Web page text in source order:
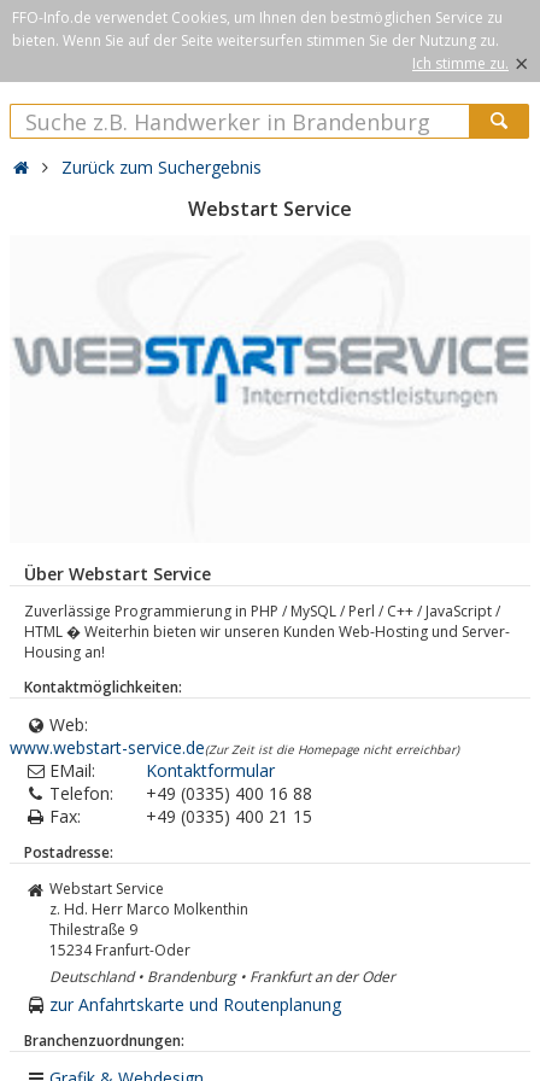
FFO-Info.de verwendet Cookies, um Ihnen den bestmöglichen Service zu
bieten. Wenn Sie auf der Seite weitersurfen stimmen Sie der Nutzung zu.
Ich stimme zu. ×
Zurück zum Suchergebnis
Webstart Service
Über Webstart Service
Zuverlässige Programmierung in PHP / MySQL / Perl / C++ / JavaScript /
HTML � Weiterhin bieten wir unseren Kunden Web-Hosting und Server-
Housing an!
Kontaktmöglichkeiten:
Web:
www.webstart-service.de(Zur Zeit ist die Homepage nicht erreichbar)
EMail:
Kontaktformular
Telefon:
+49 (0335) 400 16 88
Fax:
+49 (0335) 400 21 15
Postadresse:
Webstart Service
z. Hd. Herr Marco Molkenthin
Thilestraße 9
15234 Franfurt-Oder
Deutschland • Brandenburg • Frankfurt an der Oder
zur Anfahrtskarte und Routenplanung
Branchenzuordnungen: